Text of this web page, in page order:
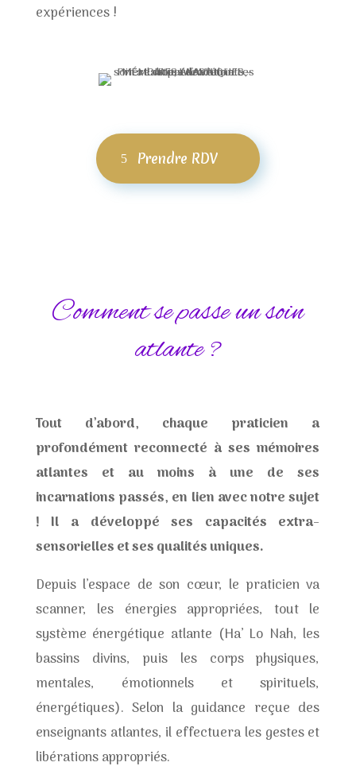
expériences !
Prendre RDV
Comment se passe un soin
atlante ?
Tout d’abord, chaque praticien a
profondément reconnecté à ses mémoires
atlantes et au moins à une de ses
incarnations passés, en lien avec notre sujet
! Il a développé ses capacités extra-
sensorielles et ses qualités uniques.
Depuis l’espace de son cœur, le praticien va
scanner, les énergies appropriées, tout le
système énergétique atlante (Ha’ Lo Nah, les
bassins divins, puis les corps physiques,
mentales, émotionnels et spirituels,
énergétiques). Selon la guidance reçue des
enseignants atlantes, il effectuera les gestes et
libérations appropriés.